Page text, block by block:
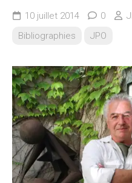
10 juillet 2014 0
Bibliographies
JPO